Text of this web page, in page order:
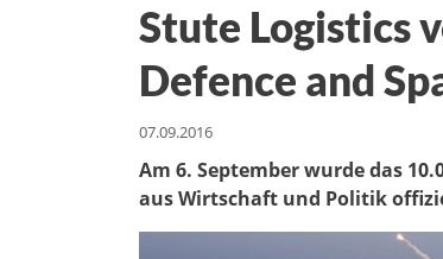
Stute Logistics
Defence and
07.09.2016
Am 6. September wurde das
aus Wirtschaft und Politik